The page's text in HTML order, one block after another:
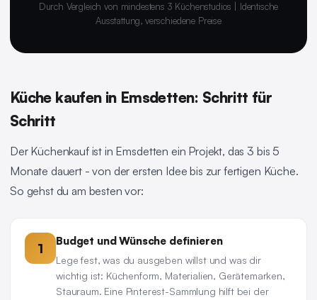
Durch Vergleich von mindestens 3 Küchenstudios | Identische
Ausstattung, verschiedene Preise
Küche kaufen in Emsdetten: Schritt für
Schritt
Der Küchenkauf ist in Emsdetten ein Projekt, das 3 bis 5
Monate dauert - von der ersten Idee bis zur fertigen Küche.
So gehst du am besten vor:
1 Budget und Wünsche definieren
Lege fest, was du ausgeben willst und was dir
wichtig ist: Küchenform, Materialien, Gerätemarken,
Stauraum. Eine Pinterest-Sammlung hilft bei der